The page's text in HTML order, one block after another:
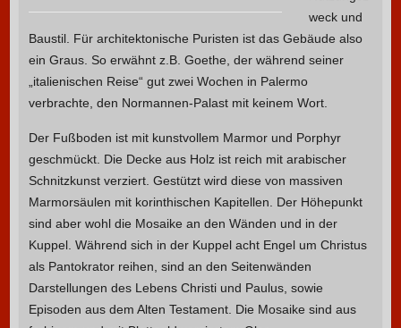
weck und
Baustil. Für architektonische Puristen ist das Gebäude also
ein Graus. So erwähnt z.B. Goethe, der während seiner
„italienischen Reise“ gut zwei Wochen in Palermo
verbrachte, den Normannen-Palast mit keinem Wort.
Der Fußboden ist mit kunstvollem Marmor und Porphyr
geschmückt. Die Decke aus Holz ist reich mit arabischer
Schnitzkunst verziert. Gestützt wird diese von massiven
Marmorsäulen mit korinthischen Kapitellen. Der Höhepunkt
sind aber wohl die Mosaike an den Wänden und in der
Kuppel. Während sich in der Kuppel acht Engel um Christus
als Pantokrator reihen, sind an den Seitenwänden
Darstellungen des Lebens Christi und Paulus, sowie
Episoden aus dem Alten Testament. Die Mosaike sind aus